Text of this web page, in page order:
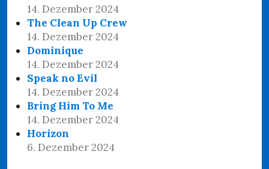
14. Dezember 2024
The Clean Up Crew
14. Dezember 2024
Dominique
14. Dezember 2024
Speak no Evil
14. Dezember 2024
Bring Him To Me
14. Dezember 2024
Horizon
6. Dezember 2024